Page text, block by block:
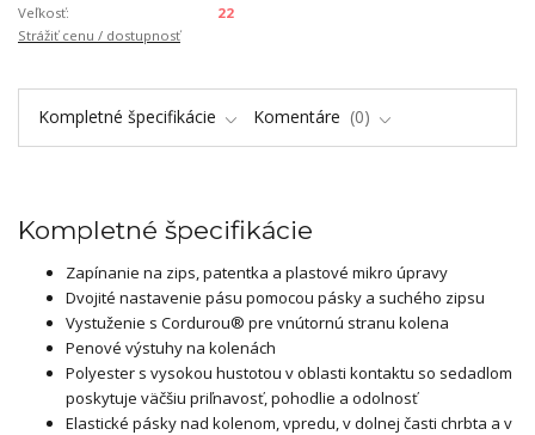
Veľkosť:
22
Strážiť cenu / dostupnosť
Kompletné špecifikácie Komentáre 0
Kompletné špecifikácie
Zapínanie na zips, patentka a plastové mikro úpravy
Dvojité nastavenie pásu pomocou pásky a suchého zipsu
Vystuženie s Cordurou® pre vnútornú stranu kolena
Penové výstuhy na kolenách
Polyester s vysokou hustotou v oblasti kontaktu so sedadlom
poskytuje väčšiu priľnavosť, pohodlie a odolnosť
Elastické pásky nad kolenom, vpredu, v dolnej časti chrbta a v